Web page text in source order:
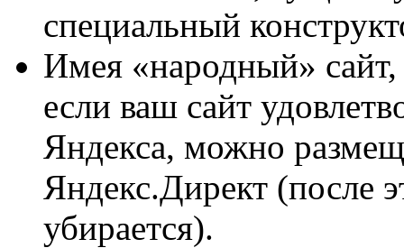
специальный
Имея «народный»
если ваш сайт
Яндекса, можно
Яндекс.Директ (после
убирается).